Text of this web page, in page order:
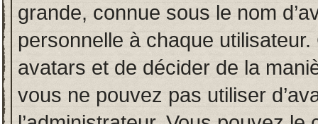
grande, connue sous le nom
personnelle à chaque utilisateur.
avatars et de décider de la
vous ne pouvez pas utiliser